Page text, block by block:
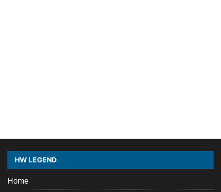
HW LEGEND
Home